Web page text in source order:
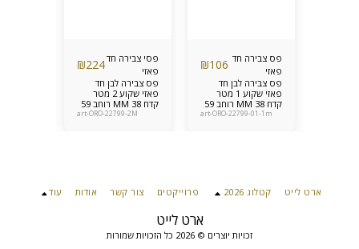
פס צבירה חד
פאזי
₪106
פס צבירה לבן חד
פאזי שקוע 1 מטר
קדח 38 MM רוחב 59
MM עומק 19 MMart-ORO-22799-01-1m
פסי צבירה חד
פאזי
₪224
פס צבירה לבן חד
פאזי שקוע 2 מטר
קדח 38 MM רוחב 59
art-ORO-22799-2M
ארט לייט
זכויות יוצרים © 2026 כל הזכויות שמורות
ארט לייט קטלוג 2026 פרוייקטים צור קשר אודות עוד